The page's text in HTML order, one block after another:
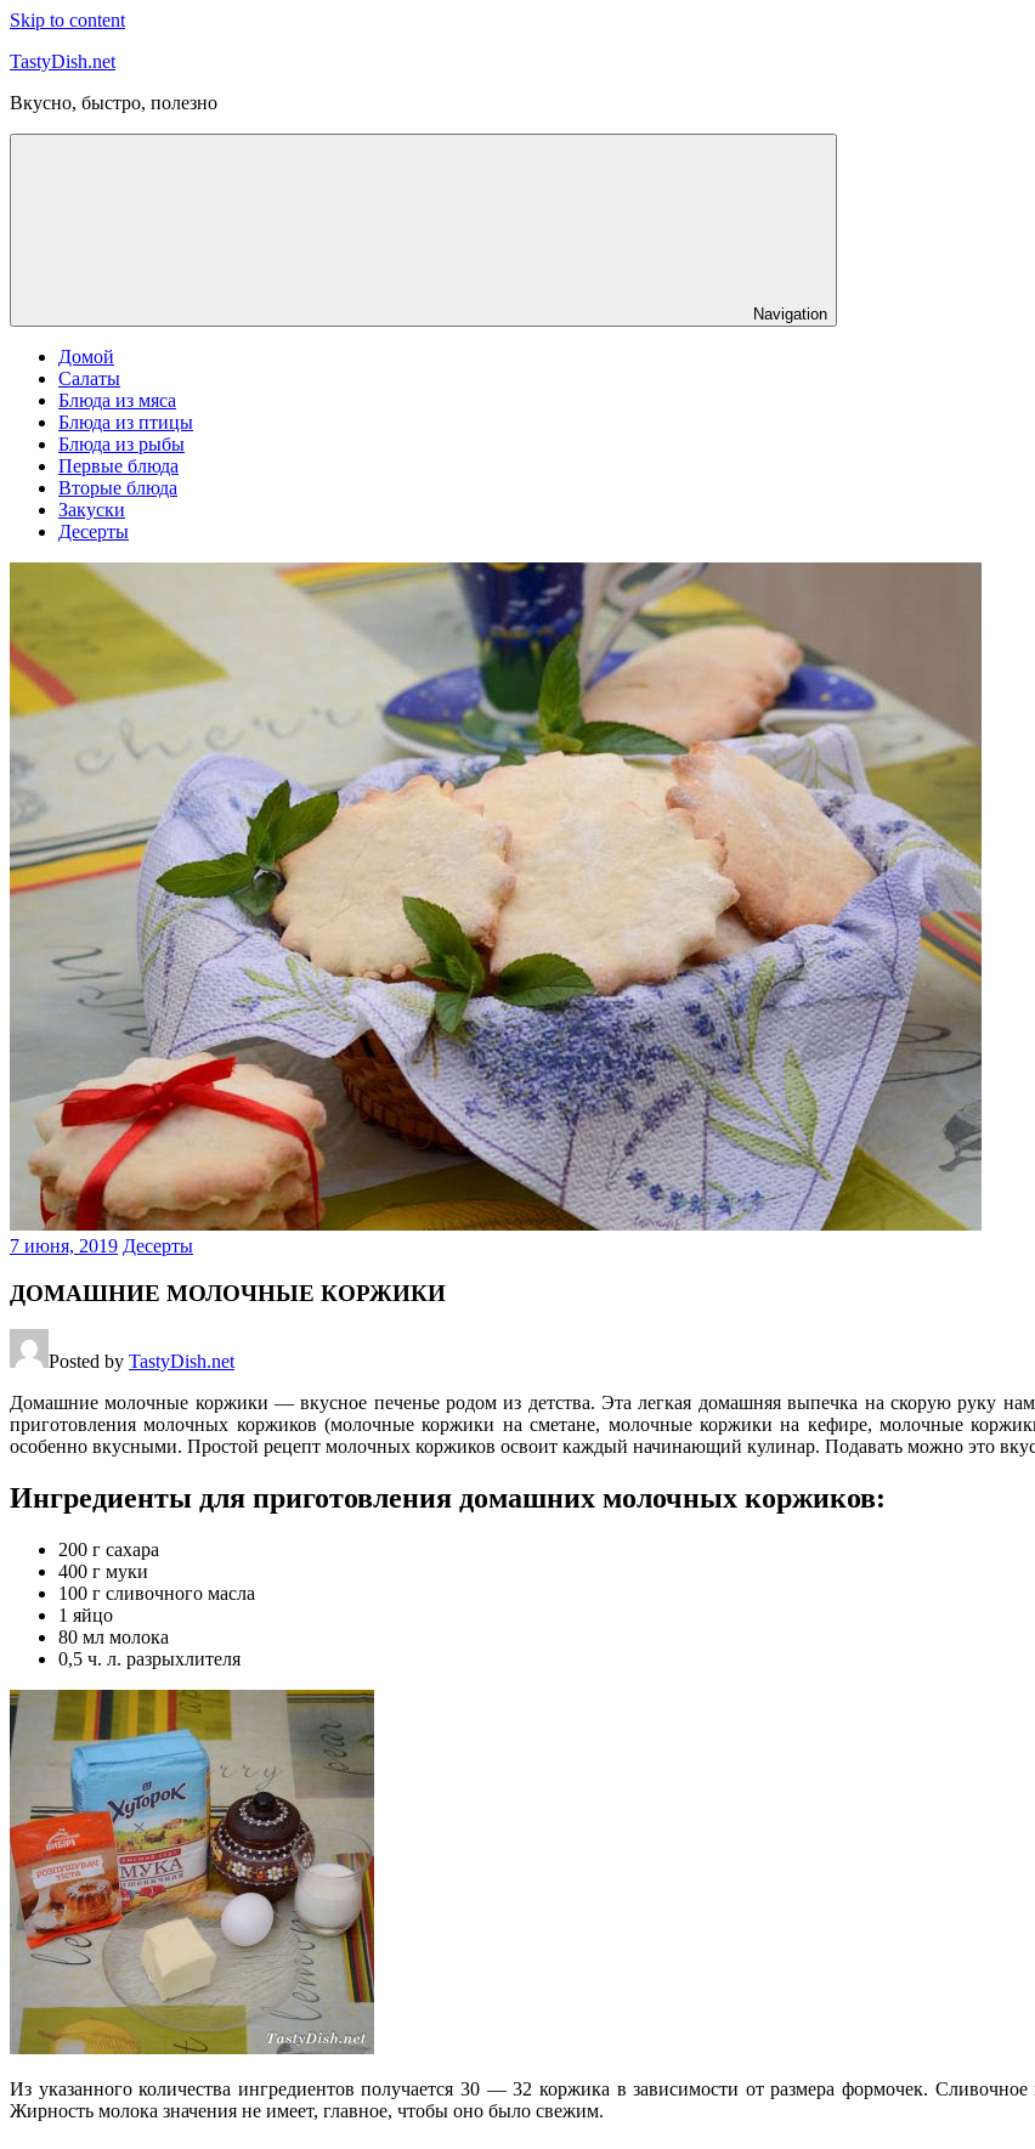
Skip to content
TastyDish.net
Вкусно, быстро, полезно
Navigation
Домой
Салаты
Блюда из мяса
Блюда из птицы
Блюда из рыбы
Первые блюда
Вторые блюда
Закуски
Десерты
7 июня, 2019 Десерты
ДОМАШНИЕ МОЛОЧНЫЕ КОРЖИКИ
Posted by TastyDish.net
Домашние молочные коржики — вкусное печенье родом из детства. Эта легкая домашняя выпечка на скорую руку
приготовления молочных коржиков (молочные коржики на сметане, молочные коржики на кефире, молочные
особенно вкусными. Простой рецепт молочных коржиков освоит каждый начинающий кулинар. Подавать можно это
Ингредиенты для приготовления домашних молочных коржиков:
200 г сахара
400 г муки
100 г сливочного масла
1 яйцо
80 мл молока
0,5 ч. л. разрыхлителя
Из указанного количества ингредиентов получается 30 — 32 коржика в зависимости от размера формочек.
Жирность молока значения не имеет, главное, чтобы оно было свежим.